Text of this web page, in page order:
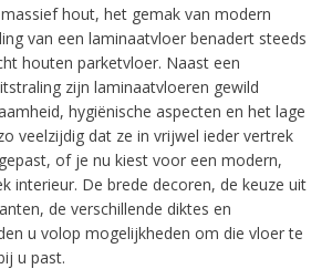
hout, het gemak van modern
van een laminaatvloer benadert steeds
houten parketvloer. Naast een
zijn laminaatvloeren gewild
hygiënische aspecten en het lage
veelzijdig dat ze in vrijwel ieder vertrek
of je nu kiest voor een modern,
interieur. De brede decoren, de keuze uit
de verschillende diktes en
u volop mogelijkheden om die vloer te
u past.